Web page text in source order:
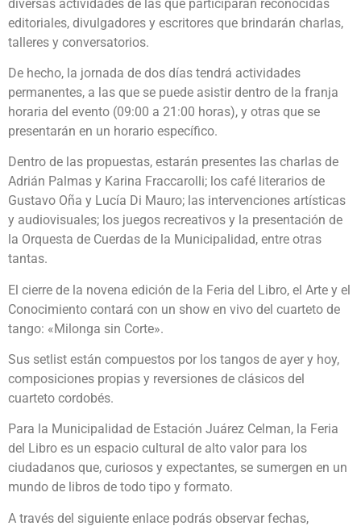
diversas actividades de las que participarán reconocidas
editoriales, divulgadores y escritores que brindarán charlas,
talleres y conversatorios.
De hecho, la jornada de dos días tendrá actividades
permanentes, a las que se puede asistir dentro de la franja
horaria del evento (09:00 a 21:00 horas), y otras que se
presentarán en un horario específico.
Dentro de las propuestas, estarán presentes las charlas de
Adrián Palmas y Karina Fraccarolli; los café literarios de
Gustavo Oña y Lucía Di Mauro; las intervenciones artísticas
y audiovisuales; los juegos recreativos y la presentación de
la Orquesta de Cuerdas de la Municipalidad, entre otras
tantas.
El cierre de la novena edición de la Feria del Libro, el Arte y el
Conocimiento contará con un show en vivo del cuarteto de
tango: «Milonga sin Corte».
Sus setlist están compuestos por los tangos de ayer y hoy,
composiciones propias y reversiones de clásicos del
cuarteto cordobés.
Para la Municipalidad de Estación Juárez Celman, la Feria
del Libro es un espacio cultural de alto valor para los
ciudadanos que, curiosos y expectantes, se sumergen en un
mundo de libros de todo tipo y formato.
A través del siguiente enlace podrás observar fechas,